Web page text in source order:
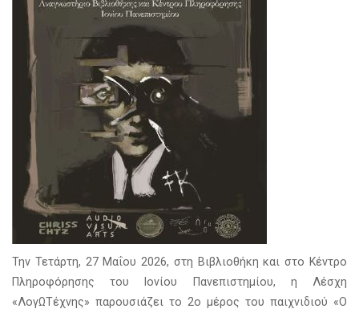
Την Τετάρτη, 27 Μαΐου 2026, στη Βιβλιοθήκη και στο Κέντρο
Πληροφόρησης του Ιονίου Πανεπιστημίου, η Λέσχη
«ΛογΩΤέχνης» παρουσιάζει το 2ο μέρος του παιχνιδιού «Ο